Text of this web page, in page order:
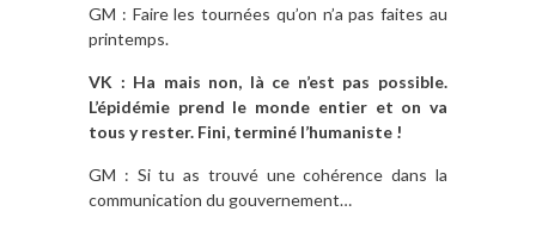
GM : Faire les tournées qu’on n’a pas faites au
printemps.
VK : Ha mais non, là ce n’est pas possible.
L’épidémie prend le monde entier et on va
tous y rester. Fini, terminé l’humaniste !
GM : Si tu as trouvé une cohérence dans la
communication du gouvernement…